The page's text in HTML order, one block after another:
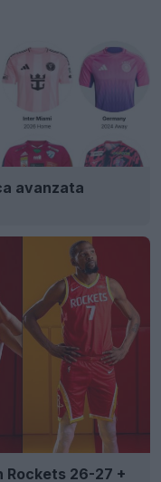
avanzata
Rockets 26-27 +